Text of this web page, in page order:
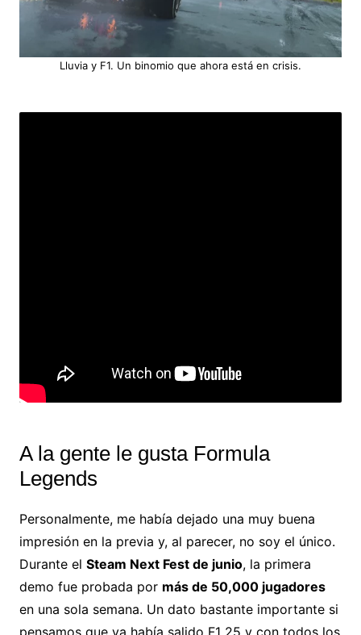
Lluvia y F1. Un binomio que ahora está en crisis.
A la gente le gusta Formula
Legends
Personalmente, me había dejado una muy buena
impresión en la previa y, al parecer, no soy el único.
Durante el Steam Next Fest de junio, la primera
demo fue probada por más de 50,000 jugadores
en una sola semana. Un dato bastante importante si
pensamos que ya había salido F1 25 y con todos los